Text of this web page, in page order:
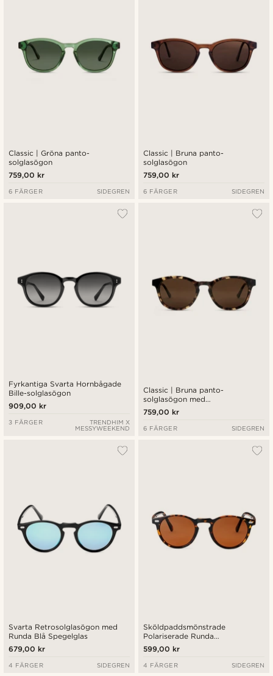
Classic | Gröna panto-
solglasögon
759,00 kr
6 FÄRGER SIDEGREN
Classic | Bruna panto-
solglasögon
759,00 kr
6 FÄRGER SIDEGREN
Fyrkantiga Svarta Hornbågade
Bille-solglasögon
909,00 kr
3 FÄRGER
TRENDHIM X
MESSYWEEKEND
Classic | Bruna panto-
solglasögon med
sköldpaddsmönstrad båge
759,00 kr
6 FÄRGER SIDEGREN
Svarta Retrosolglasögon med
Runda Blå Spegelglas
679,00 kr
4 FÄRGER SIDEGREN
Sköldpaddsmönstrade
Polariserade Runda
Retrosolglasögon
599,00 kr
4 FÄRGER SIDEGREN